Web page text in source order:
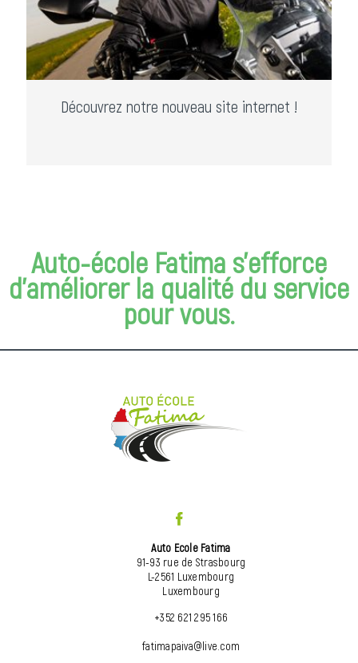
Découvrez notre nouveau site internet !
Auto-école Fatima s'efforce
d'améliorer la qualité du service
pour vous.
Auto Ecole Fatima
91-93 rue de Strasbourg
L-2561 Luxembourg
Luxembourg
+352 621 295 166
fatimapaiva@live.com